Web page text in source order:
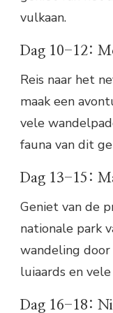
vulkaan.
Dag 10-12:
Reis naar het
maak een
vele
fauna van dit
Dag 13-15:
Geniet van de
nationale park
wandeling
luiaards en
Dag 16-18: